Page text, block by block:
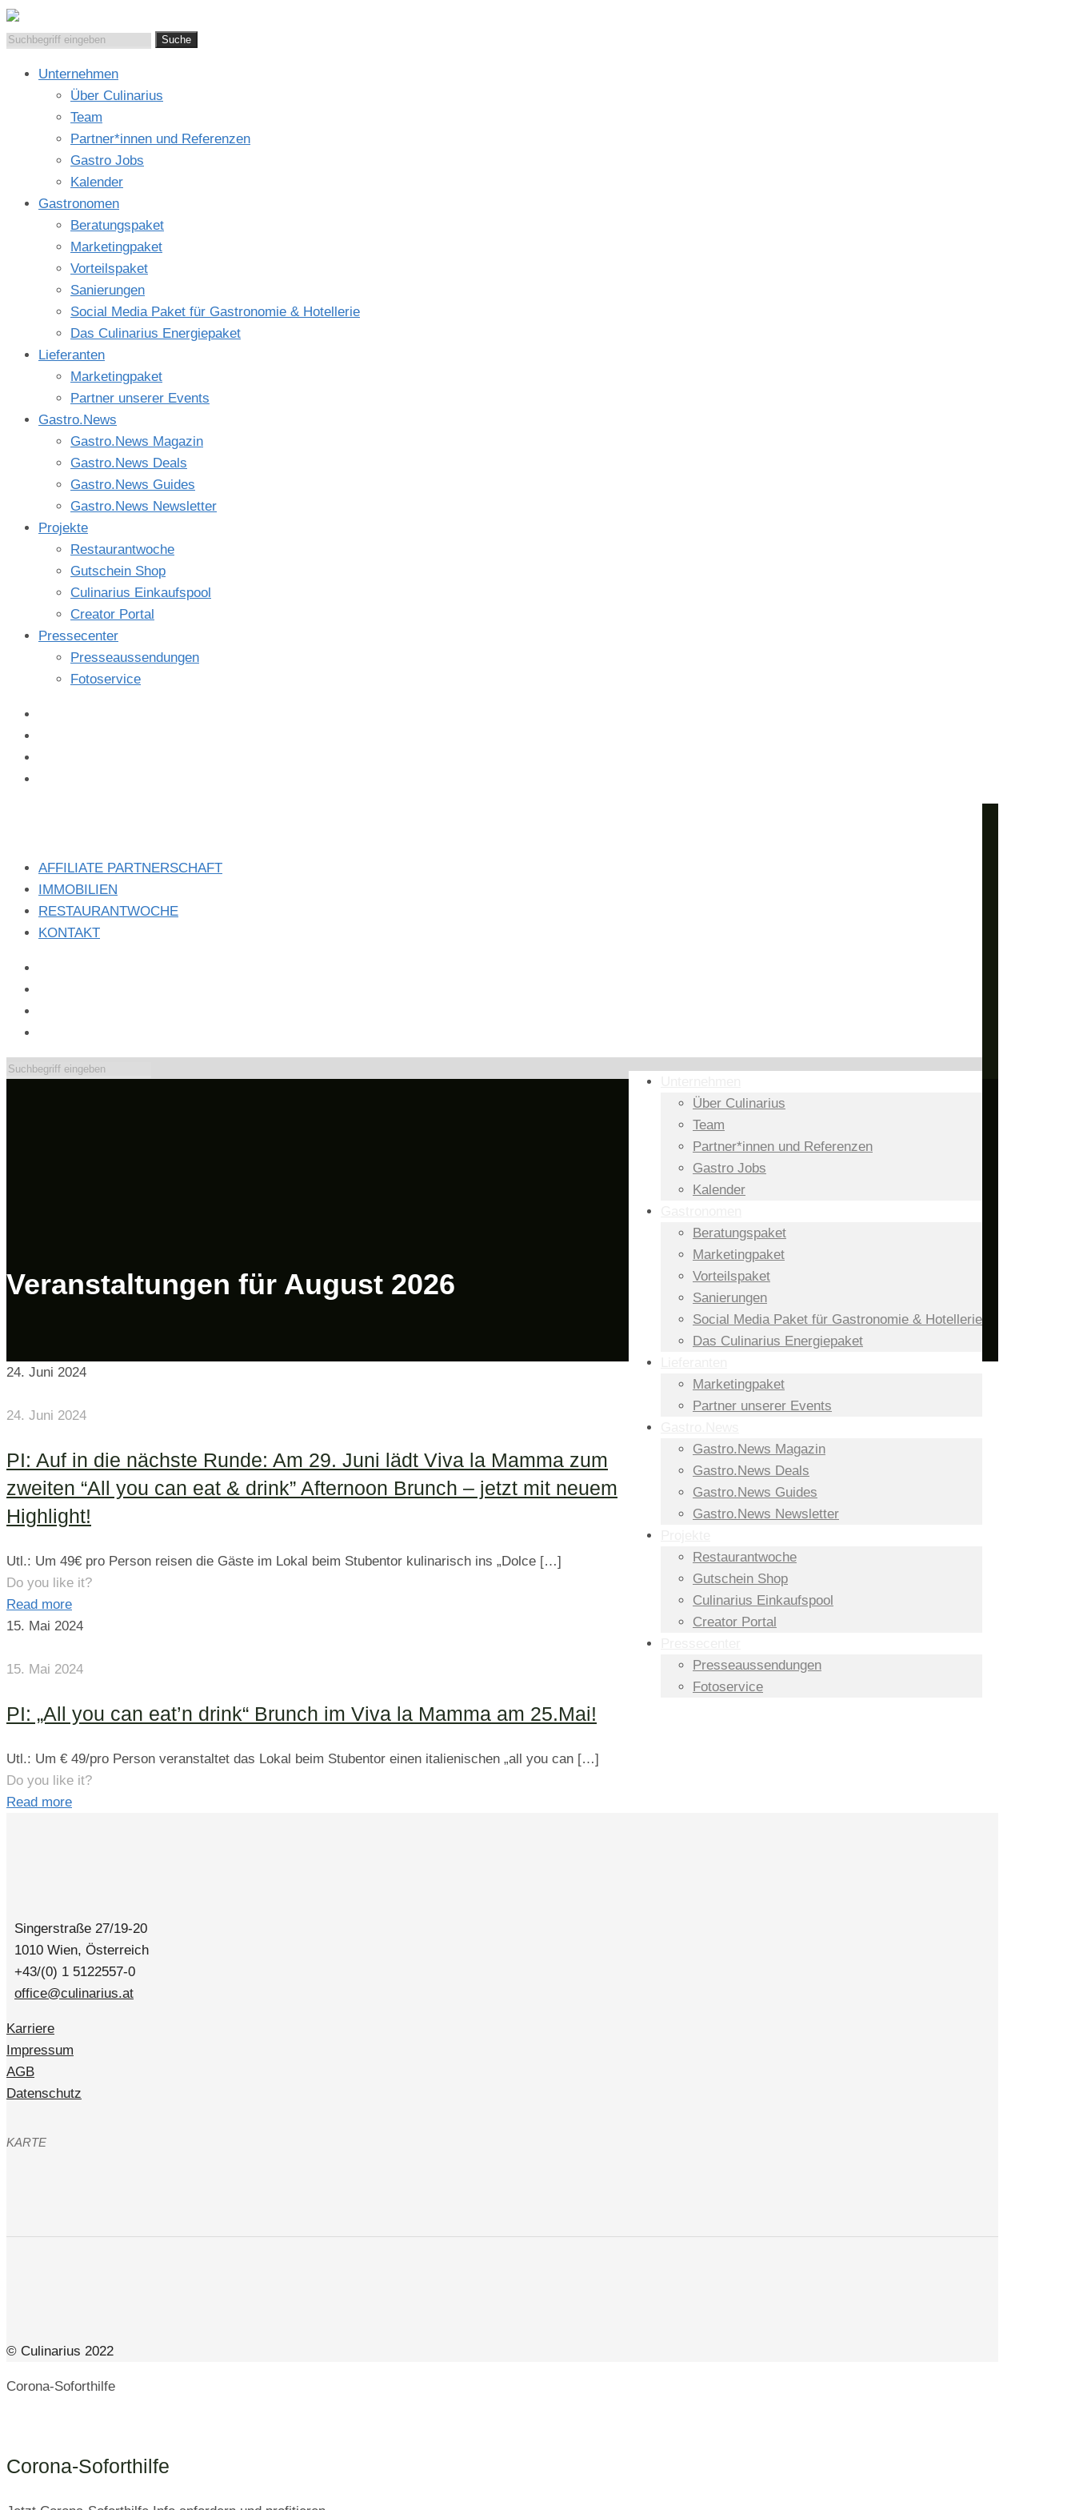
Suchen
Unternehmen
Über Culinarius
Team
Partner*innen und Referenzen
Gastro Jobs
Kalender
Gastronomen
Beratungspaket
Marketingpaket
Vorteilspaket
Sanierungen
Social Media Paket für Gastronomie & Hotellerie
Das Culinarius Energiepaket
Lieferanten
Marketingpaket
Partner unserer Events
Gastro.News
Gastro.News Magazin
Gastro.News Deals
Gastro.News Guides
Gastro.News Newsletter
Projekte
Restaurantwoche
Gutschein Shop
Culinarius Einkaufspool
Creator Portal
Pressecenter
Presseaussendungen
Fotoservice
AFFILIATE PARTNERSCHAFT
IMMOBILIEN
RESTAURANTWOCHE
KONTAKT
Über Culinarius
Team
Partner*innen und Referenzen
Gastro Jobs
Kalender
Beratungspaket
Marketingpaket
Vorteilspaket
Sanierungen
Social Media Paket für Gastronomie & Hotellerie
Das Culinarius Energiepaket
Marketingpaket
Partner unserer Events
Gastro.News Magazin
Gastro.News Deals
Gastro.News Guides
Gastro.News Newsletter
Restaurantwoche
Gutschein Shop
Culinarius Einkaufspool
Creator Portal
Presseaussendungen
Fotoservice
Veranstaltungen für August 2026
24. Juni 2024
24. Juni 2024
PI: Auf in die nächste Runde: Am 29. Juni lädt Viva la Mamma zum
zweiten “All you can eat & drink” Afternoon Brunch – jetzt mit neuem
Highlight!
Utl.: Um 49€ pro Person reisen die Gäste im Lokal beim Stubentor kulinarisch ins „Dolce […]
Do you like it?
Read more
15. Mai 2024
15. Mai 2024
PI: „All you can eat’n drink“ Brunch im Viva la Mamma am 25.Mai!
Utl.: Um € 49/pro Person veranstaltet das Lokal beim Stubentor einen italienischen „all you can […]
Do you like it?
Read more
Singerstraße 27/19-20
1010 Wien, Österreich
+43/(0) 1 5122557-0
office@culinarius.at
Karriere
Impressum
AGB
Datenschutz
KARTE
© Culinarius 2022
Corona-Soforthilfe
Corona-Soforthilfe